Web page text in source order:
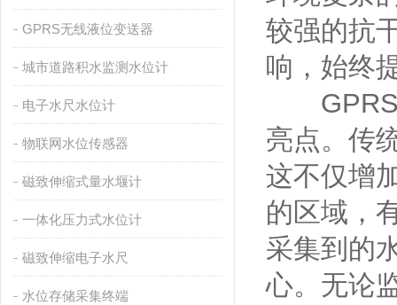
GPRS无线液位变送器
城市道路积水监测水位计
电子水尺水位计
物联网水位传感器
磁致伸缩式量水堰计
一体化压力式水位计
磁致伸缩电子水尺
水位存储采集终端
较强的抗
响，始终
GPRS
亮点。传
这不仅增
的区域，
采集到的
心。无论